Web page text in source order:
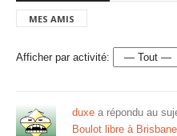
MES AMIS
Afficher par activité:
duxe a répondu au
Boulot libre à